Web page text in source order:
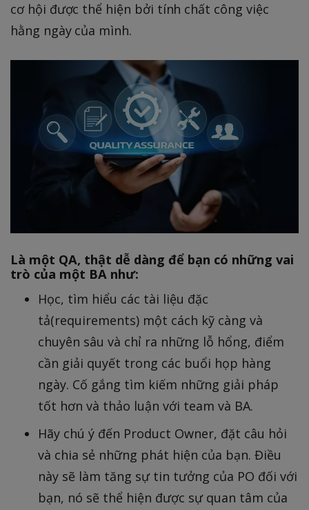
cơ hội được thể hiện bởi tính chất công việc
hằng ngày của mình.
Là một QA, thật dễ dàng để bạn có những vai
trò của một BA như:
Học, tìm hiểu các tài liệu đặc
tả(requirements) một cách kỹ càng và
chuyên sâu và chỉ ra những lỗ hổng, điểm
cần giải quyết trong các buổi họp hàng
ngày. Cố gắng tìm kiếm những giải pháp
tốt hơn và thảo luận với team và BA.
Hãy chú ý đến Product Owner, đặt câu hỏi
và chia sẻ những phát hiện của bạn. Điều
này sẽ làm tăng sự tin tưởng của PO đối với
bạn, nó sẽ thể hiện được sự quan tâm của